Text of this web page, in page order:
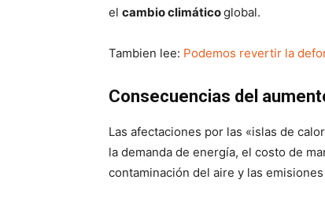
el cambio climáticoglobal.
Tambien lee: Podemos revertir la
Consecuencias del
Las afectaciones por las «islas de
la demanda de energía, el costo de
contaminación del aire y las